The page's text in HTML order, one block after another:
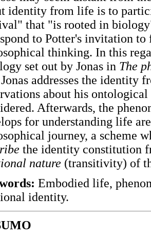
identity from life is to
that "is rooted in
to Potter's invitation
thinking. In this
set out by Jonas in The
addresses the identity
about his
Afterwards, the
for understanding life
journey, a scheme
the identity constitution
nature (transitivity) of
Embodied life,
identity.